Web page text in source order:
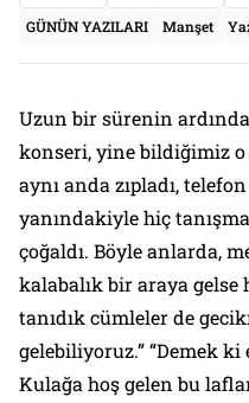
GÜNÜN YAZILARI Manşet
Uzun bir sürenin
konseri, yine bildiğimiz o
aynı anda zıpladı,
yanındakiyle hiç
çoğaldı. Böyle anlarda,
kalabalık bir araya gelse
tanıdık cümleler de
gelebiliyoruz.” “Demek
Kulağa hoş gelen bu